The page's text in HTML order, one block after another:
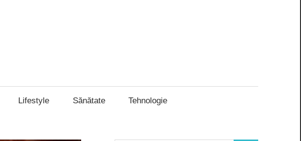
Lifestyle Sănătate Tehnologie